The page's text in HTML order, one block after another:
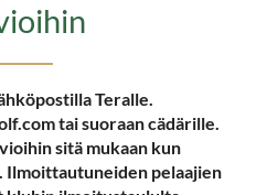
Teralle.
tai suoraan cädärille.
sitä mukaan kun
pelaajien